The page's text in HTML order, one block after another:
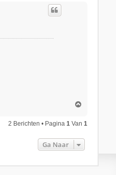
h
o
2 Berichten • Pagina1 Van1
Ga Naar